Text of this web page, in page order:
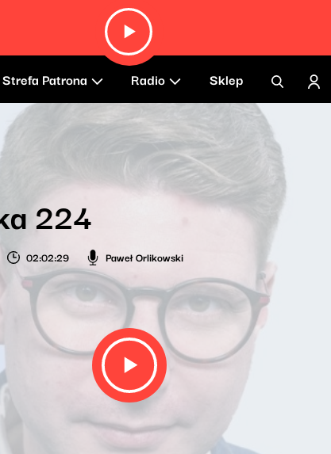
Strefa Patrona Radio Sklep
224
02:02:29 Paweł Orlikowski